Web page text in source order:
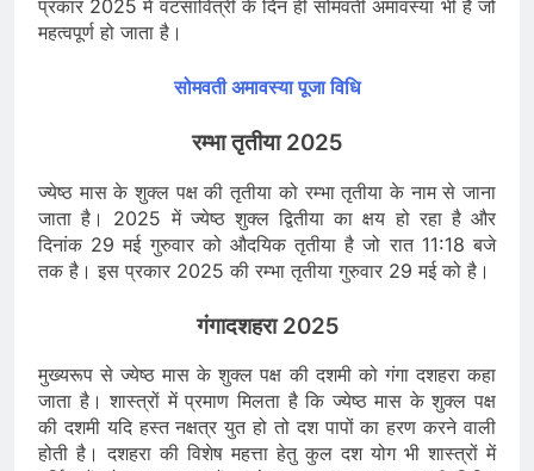
प्रकार 2025 में वटसावित्री के दिन ही सोमवती अमावस्या भी है जो
महत्वपूर्ण हो जाता है।
सोमवती अमावस्या पूजा विधि
रम्भा तृतीया 2025
ज्येष्ठ मास के शुक्ल पक्ष की तृतीया को रम्भा तृतीया के नाम से जाना
जाता है। 2025 में ज्येष्ठ शुक्ल द्वितीया का क्षय हो रहा है और
दिनांक 29 मई गुरुवार को औदयिक तृतीया है जो रात 11:18 बजे
तक है। इस प्रकार 2025 की रम्भा तृतीया गुरुवार 29 मई को है।
गंगादशहरा 2025
मुख्यरूप से ज्येष्ठ मास के शुक्ल पक्ष की दशमी को गंगा दशहरा कहा
जाता है। शास्त्रों में प्रमाण मिलता है कि ज्येष्ठ मास के शुक्ल पक्ष
की दशमी यदि हस्त नक्षत्र युत हो तो दश पापों का हरण करने वाली
होती है। दशहरा की विशेष महत्ता हेतु कुल दश योग भी शास्त्रों में